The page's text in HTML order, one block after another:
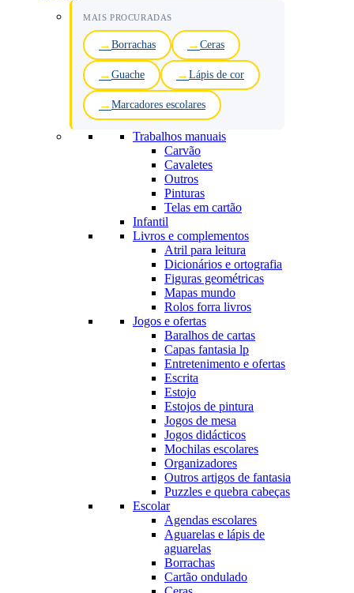
MAIS PROCURADAS
Borrachas Ceras
Guache Lápis de cor
Marcadores escolares
Trabalhos manuais
Carvão
Cavaletes
Outros
Pinturas
Telas em cartão
Infantil
Livros e complementos
Atril para leitura
Dicionários e ortografia
Figuras geométricas
Mapas mundo
Rolos forra livros
Jogos e ofertas
Baralhos de cartas
Capas fantasia lp
Entretenimento e ofertas
Escrita
Estojo
Estojos de pintura
Jogos de mesa
Jogos didácticos
Mochilas escolares
Organizadores
Outros artigos de fantasia
Puzzles e quebra cabeças
Escolar
Agendas escolares
Aguarelas e lápis de
aguarelas
Borrachas
Cartão ondulado